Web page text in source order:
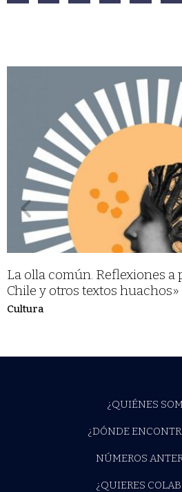
La olla común. Reflexiones a
Chile y otros textos huachos»
Cultura
¿QUIÉNES
¿DÓNDE
NÚMEROS
¿QUIERES